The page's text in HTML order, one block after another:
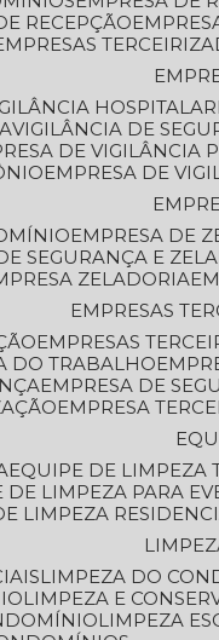
RECEPÇÃO
EMPRESAS
HOSPITALAR
VIGILÂNCIA DE
DE VIGILÂNCIA
EMPRESA DE
EMPRESA DE
DE SEGURANÇA E
ZELADORIA
EMPRESAS
EMPRESAS
DO TRABALHO
EMPRESA DE
EMPRESA
EQUIPE DE LIMPEZA
DE LIMPEZA PARA
LIMPEZA
LIMPEZA DO
LIMPEZA E
LIMPEZA